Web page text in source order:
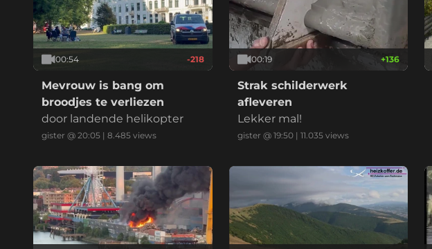
00:54 -218
Mevrouw is bang om
broodjes te verliezen
door landende helikopter
gister @ 20:05 | 8.485 views
00:19 +136
Strak schilderwerk
afleveren
Lekker mal!
gister @ 19:50| 11.035views